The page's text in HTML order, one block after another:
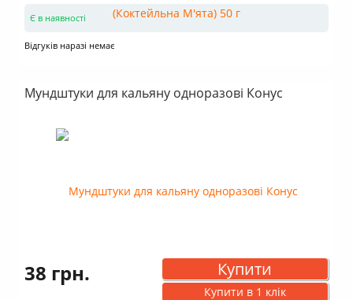
Є в наявності
Відгуків наразі немає
Мундштуки для кальяну одноразові Конус
38 грн. Купити
Купити в 1 клік